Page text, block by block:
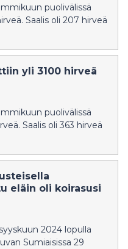
puolivälissä
Saalis oli 207 hirveä
yli 3100 hirveä
puolivälissä
Saalis oli 363 hirveä
eläin oli koirasusi
2024 lopulla
Sumiaisissa 29